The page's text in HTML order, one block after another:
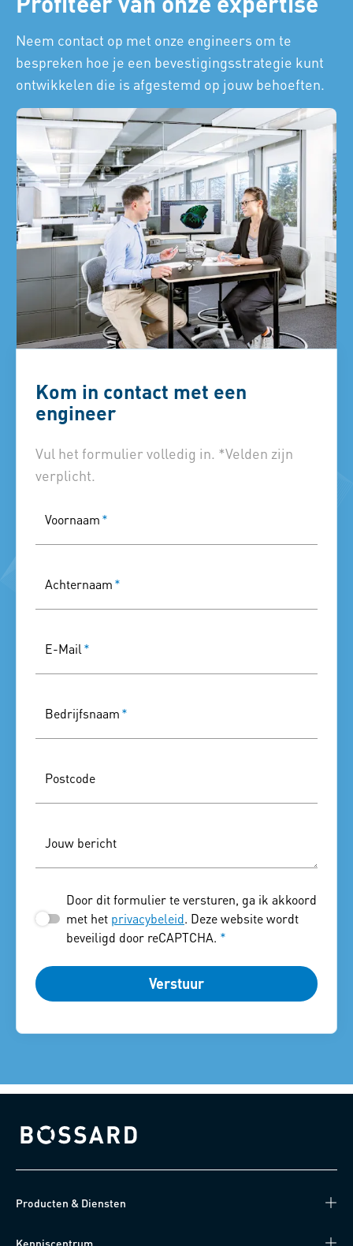
Neem contact op met onze engineers om te
bespreken hoe je een bevestigingsstrategie kunt
ontwikkelen die is afgestemd op jouw behoeften.
Kom in contact met een
engineer
Vul het formulier volledig in. *Velden zijn
verplicht.
Voornaam*
Achternaam*
E-Mail *
Bedrijfsnaam*
Postcode
Jouw bericht
Door dit formulier te versturen, ga ik akkoord
met het privacybeleid. Deze website wordt
beveiligd door reCAPTCHA. *
Verstuur
Bossard homepage
Producten & Diensten
Kenniscentrum